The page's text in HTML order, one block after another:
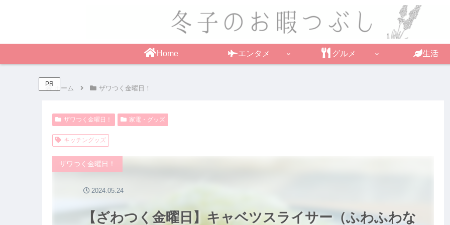
Home エンタメ グルメ 生活
PR
ホーム ザワつく金曜日！
ザワつく金曜日！ 家電・グッズ
キッチングッズ
【ざわつく金曜日】キャベツスライサー（ふわふわな
ザワつく金曜日！
2024.05.24